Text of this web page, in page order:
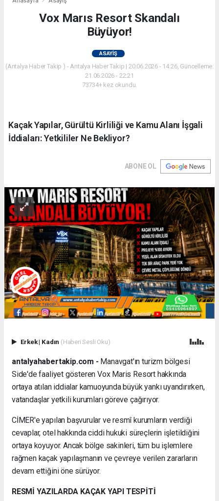
Vox Marıs Resort Skandalı
Büyüyor!
ASAYIŞ
(Antalya Haber Takip ) - Antalya Haber Takip | 20.06.2026 - 14:26, Güncelleme:
21.06.2026 - 22:21
73734+ kez okundu.
Kaçak Yapılar, Gürültü Kirliliği ve Kamu Alanı İşgali
İddiaları: Yetkililer Ne Bekliyor?
ABONE OL
Erkek| Kadın (Haberi Sesli Oku)
antalyahabertakip.com - Manavgat'ın turizm bölgesi
Side'de faaliyet gösteren Vox Maris Resort hakkında
ortaya atılan iddialar kamuoyunda büyük yankı uyandırırken,
vatandaşlar yetkili kurumları göreve çağırıyor.
CİMER'e yapılan başvurular ve resmî kurumların verdiği
cevaplar, otel hakkında ciddi hukuki süreçlerin işletildiğini
ortaya koyuyor. Ancak bölge sakinleri, tüm bu işlemlere
rağmen kaçak yapılaşmanın ve çevreye verilen zararların
devam ettiğini öne sürüyor.
RESMİ YAZILARDA KAÇAK YAPI TESPİTİ